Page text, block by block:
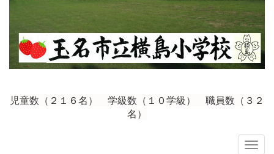
児童数（２１６名） 学級数（１０学級） 職員数（３２
名）